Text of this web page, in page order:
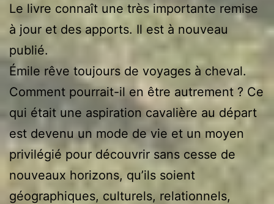
Le livre connaît une très importante remise
à jour et des apports. Il est à nouveau
publié.
Émile rêve toujours de voyages à cheval.
Comment pourrait-il en être autrement ? Ce
qui était une aspiration cavalière au départ
est devenu un mode de vie et un moyen
privilégié pour découvrir sans cesse de
nouveaux horizons, qu’ils soient
géographiques, culturels, relationnels,